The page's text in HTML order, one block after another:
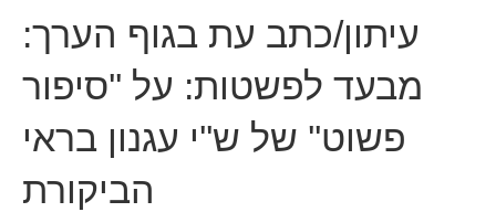
עיתון/כתב עת בגוף הערך:
מבעד לפשטות: על ''סיפור
פשוט'' של ש''י עגנון בראי
הביקורת